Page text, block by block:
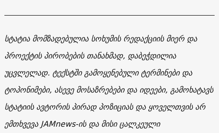
სტატია მომზადებულია სოხუმის რედაქციის მიერ და
პროექტის პირობების თანახმად, დაბეჭდილია
უცვლელად. ტექსტში გამოყენებული ტერმინები და
ტოპონიმები, ასევე მოსაზრებები და იდეები, გამოხატავს
სტატიის ავტორის პირად პოზიციას და ყოველთვის არ
ემთხვევა JAMnews-ის და მისი ცალკეული